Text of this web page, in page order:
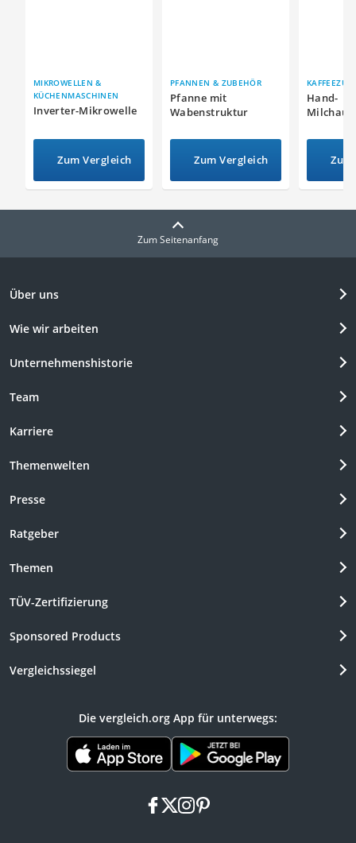
MIKROWELLEN &
KÜCHENMASCHINEN
Inverter-Mikrowelle
Zum Vergleich
PFANNEN & ZUBEHÖR
Pfanne mit
Wabenstruktur
Zum Vergleich
Hand-
Zum Seitenanfang
Über uns
Wie wir arbeiten
Unternehmenshistorie
Team
Karriere
Themenwelten
Presse
Ratgeber
Themen
TÜV-Zertifizierung
Sponsored Products
Vergleichssiegel
Die vergleich.org App für unterwegs:
facebook
x instagram
pinterest